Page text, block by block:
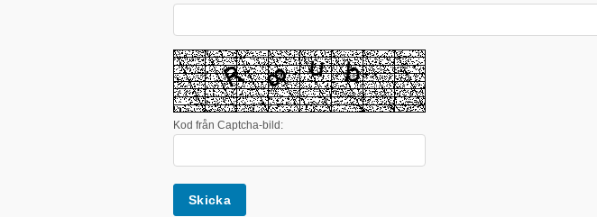
Kod från Captcha-bild: